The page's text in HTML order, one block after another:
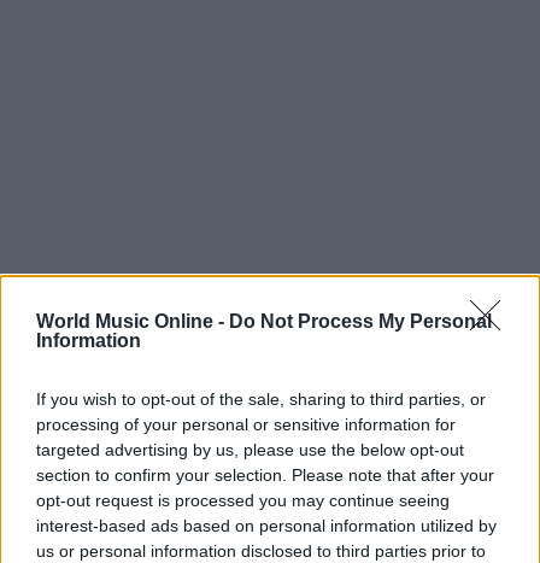
World Music Online - Do Not Process My Personal
Information
If you wish to opt-out of the sale, sharing to third parties, or
processing of your personal or sensitive information for
targeted advertising by us, please use the below opt-out
section to confirm your selection. Please note that after your
opt-out request is processed you may continue seeing
interest-based ads based on personal information utilized by
us or personal information disclosed to third parties prior to
AUTORE
Redazione